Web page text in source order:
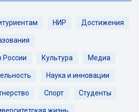
НИР Достижения
России Культура Медиа
Наука и инновации
Спорт Студенты